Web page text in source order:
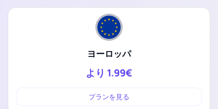
ヨーロッパ
より 1.99€
プランを見る